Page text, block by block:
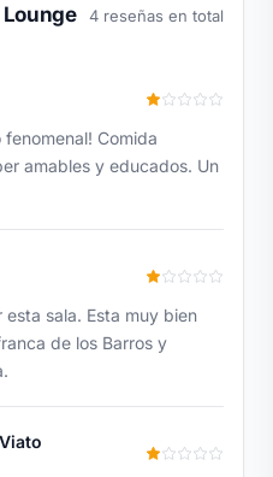
4 reseñas en total
Comida
amables y educados. Un
sala. Esta muy bien
de los Barros y